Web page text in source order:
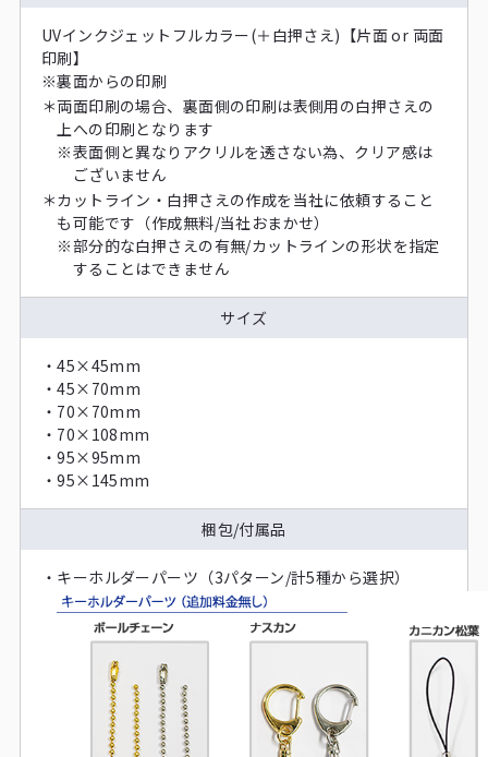
UVインクジェットフルカラー(＋白押さえ)【片面 or 両面
印刷】
※裏面からの印刷
＊両面印刷の場合、裏面側の印刷は表側用の白押さえの
上への印刷となります
※表面側と異なりアクリルを透さない為、クリア感は
ございません
＊カットライン・白押さえの作成を当社に依頼すること
も可能です（作成無料/当社おまかせ）
※部分的な白押さえの有無/カットラインの形状を指定
することはできません
サイズ
・45×45mm
・45×70mm
・70×70mm
・70×108mm
・95×95mm
・95×145mm
梱包/付属品
・ キーホルダーパーツ（3パターン/計5種から選択）